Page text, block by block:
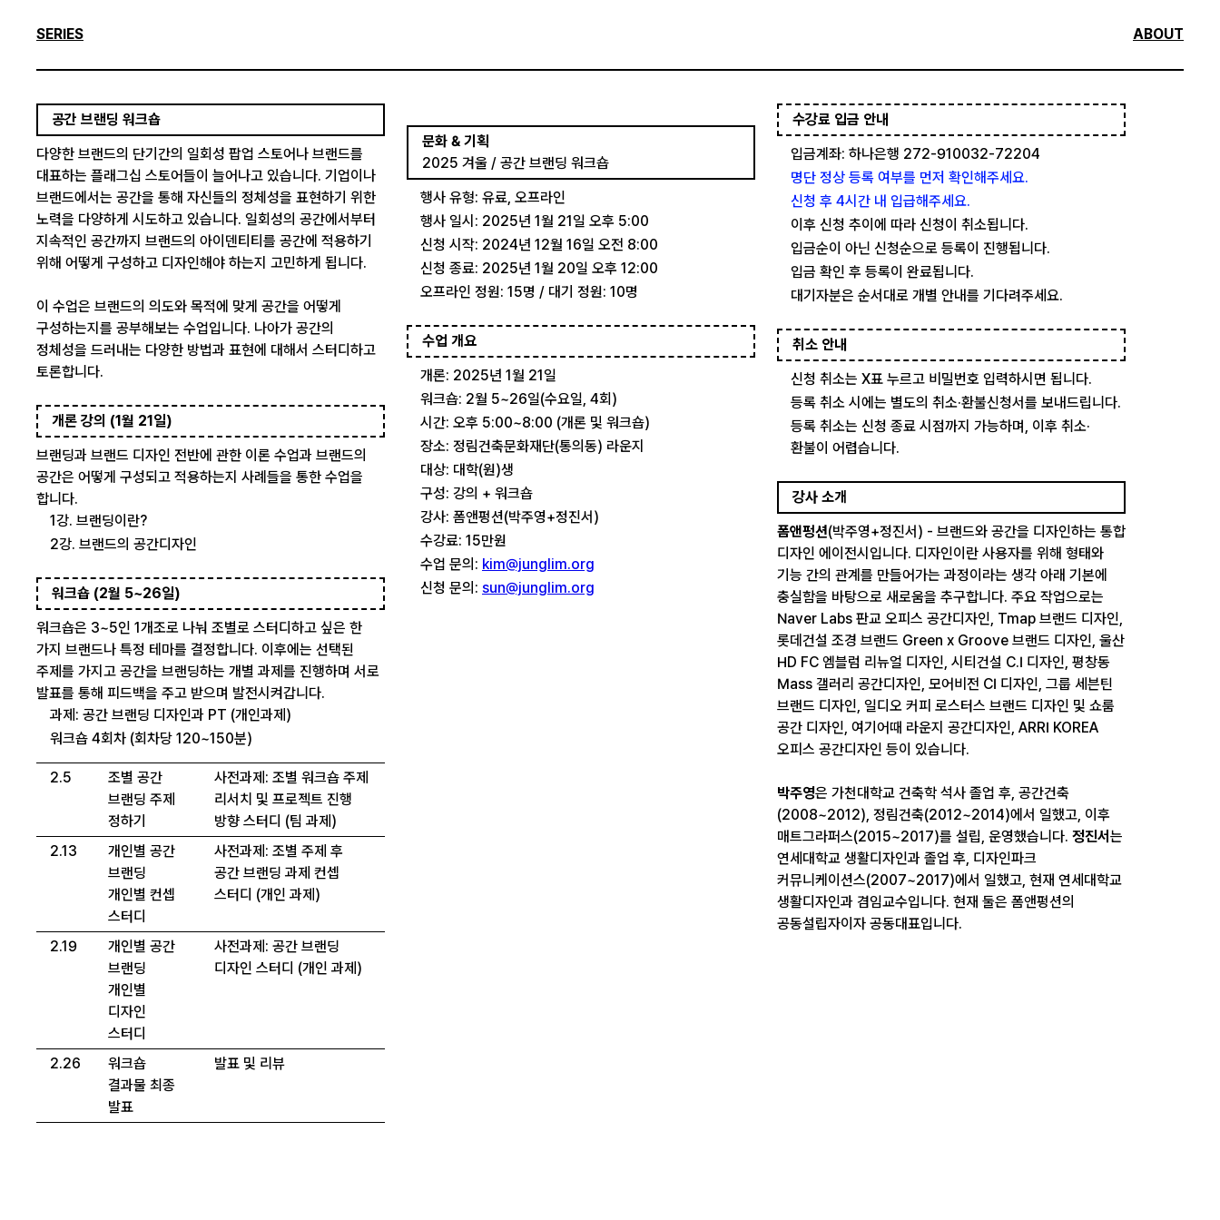
SERIES ABOUT
공간 브랜딩 워크숍
다양한 브랜드의 단기간의 일회성 팝업 스토어나 브랜드를
대표하는 플래그십 스토어들이 늘어나고 있습니다. 기업이나
브랜드에서는 공간을 통해 자신들의 정체성을 표현하기 위한
노력을 다양하게 시도하고 있습니다. 일회성의 공간에서부터
지속적인 공간까지 브랜드의 아이덴티티를 공간에 적용하기
위해 어떻게 구성하고 디자인해야 하는지 고민하게 됩니다.
이 수업은 브랜드의 의도와 목적에 맞게 공간을 어떻게
구성하는지를 공부해보는 수업입니다. 나아가 공간의
정체성을 드러내는 다양한 방법과 표현에 대해서 스터디하고
토론합니다.
개론 강의 (1월 21일)
브랜딩과 브랜드 디자인 전반에 관한 이론 수업과 브랜드의
공간은 어떻게 구성되고 적용하는지 사례들을 통한 수업을
합니다.
1강. 브랜딩이란?
2강. 브랜드의 공간디자인
워크숍 (2월 5~26일)
워크숍은 3~5인 1개조로 나눠 조별로 스터디하고 싶은 한
가지 브랜드나 특정 테마를 결정합니다. 이후에는 선택된
주제를 가지고 공간을 브랜딩하는 개별 과제를 진행하며 서로
발표를 통해 피드백을 주고 받으며 발전시켜갑니다.
과제: 공간 브랜딩 디자인과 PT (개인과제)
워크숍 4회차 (회차당 120~150분)
2.5
조별 공간
브랜딩 주제
정하기
사전과제: 조별 워크숍 주제
리서치 및 프로젝트 진행
방향 스터디 (팀 과제)
2.13
개인별 공간
브랜딩
개인별 컨셉
스터디
사전과제: 조별 주제 후
공간 브랜딩 과제 컨셉
스터디 (개인 과제)
2.19
개인별 공간
브랜딩
개인별
디자인
스터디
사전과제: 공간 브랜딩
디자인 스터디 (개인 과제)
2.26
워크숍
결과물 최종
발표
발표 및 리뷰
문화 & 기획
2025 겨울 / 공간 브랜딩 워크숍
행사 유형: 유료, 오프라인
행사 일시: 2025년 1월 21일 오후 5:00
신청 시작: 2024년 12월 16일 오전 8:00
신청 종료: 2025년 1월 20일 오후 12:00
오프라인 정원: 15명 / 대기 정원: 10명
수업 개요
개론: 2025년 1월 21일
워크숍: 2월 5~26일(수요일, 4회)
시간: 오후 5:00~8:00 (개론 및 워크숍)
장소: 정림건축문화재단(통의동) 라운지
대상: 대학(원)생
구성: 강의 + 워크숍
강사: 폼앤펑션(박주영+정진서)
수강료: 15만원
수업 문의: kim@junglim.org
신청 문의: sun@junglim.org
수강료 입금 안내
입금계좌: 하나은행 272-910032-72204
명단 정상 등록 여부를 먼저 확인해주세요.
신청 후 4시간 내 입급해주세요.
이후 신청 추이에 따라 신청이 취소됩니다.
입금순이 아닌 신청순으로 등록이 진행됩니다.
입금 확인 후 등록이 완료됩니다.
대기자분은 순서대로 개별 안내를 기다려주세요.
취소 안내
신청 취소는 X표 누르고 비밀번호 입력하시면 됩니다.
등록 취소 시에는 별도의 취소·환불신청서를 보내드립니다.
등록 취소는 신청 종료 시점까지 가능하며, 이후 취소·
환불이 어렵습니다.
강사 소개
폼앤펑션(박주영+정진서) - 브랜드와 공간을 디자인하는 통합
디자인 에이전시입니다. 디자인이란 사용자를 위해 형태와
기능 간의 관계를 만들어가는 과정이라는 생각 아래 기본에
충실함을 바탕으로 새로움을 추구합니다. 주요 작업으로는
Naver Labs 판교 오피스 공간디자인, Tmap 브랜드 디자인,
롯데건설 조경 브랜드 Green x Groove 브랜드 디자인, 울산
HD FC 엠블럼 리뉴얼 디자인, 시티건설 C.I 디자인, 평창동
Mass 갤러리 공간디자인, 모어비전 CI 디자인, 그룹 세븐틴
브랜드 디자인, 일디오 커피 로스터스 브랜드 디자인 및 쇼룸
공간 디자인, 여기어때 라운지 공간디자인, ARRI KOREA
오피스 공간디자인 등이 있습니다.
박주영은 가천대학교 건축학 석사 졸업 후, 공간건축
(2008~2012), 정림건축(2012~2014)에서 일했고, 이후
매트그라퍼스(2015~2017)를 설립, 운영했습니다. 정진서 는
연세대학교 생활디자인과 졸업 후, 디자인파크
커뮤니케이션스(2007~2017)에서 일했고, 현재 연세대학교
생활디자인과 겸임교수입니다. 현재 둘은 폼앤펑션의
공동설립자이자 공동대표입니다.